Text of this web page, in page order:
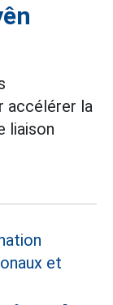
accélérer la
liaison